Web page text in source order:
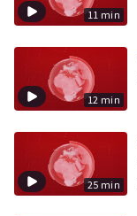
11 min
12 min
25 min